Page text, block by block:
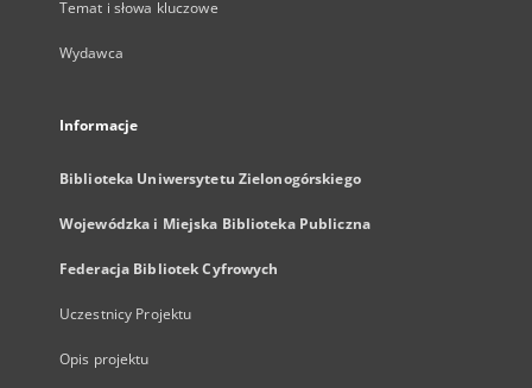
Temat i słowa kluczowe
Wydawca
Informacje
Biblioteka Uniwersytetu Zielonogórskiego
Wojewódzka i Miejska Biblioteka Publiczna
Federacja Bibliotek Cyfrowych
Uczestnicy Projektu
Opis projektu